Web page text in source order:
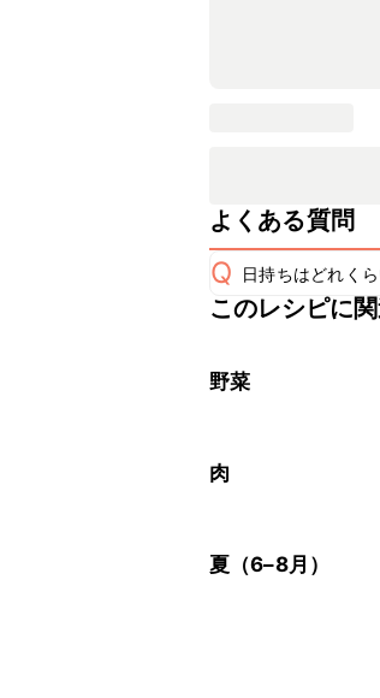
よくある質問
Q 日持ちはどれく
保存期間は冷蔵
※日持ちは目安で
このレシピに
野菜
肉
夏（6–8月）